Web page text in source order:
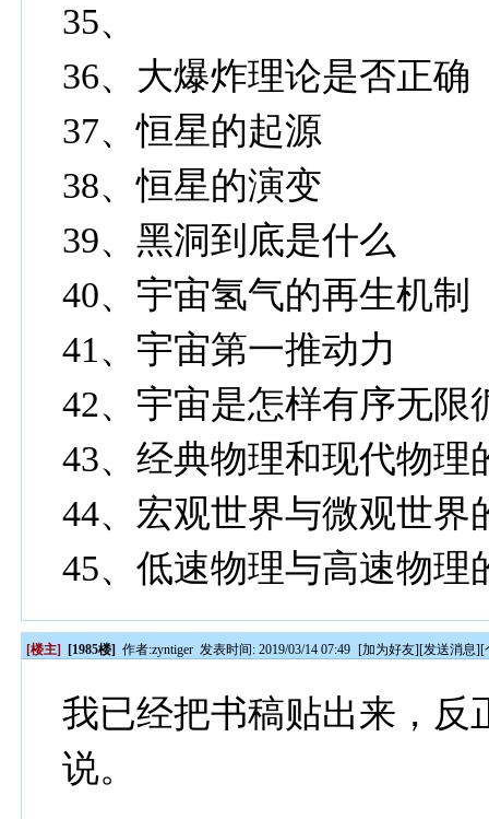
35、
36、大爆炸理论是否正确
37、恒星的起源
38、恒星的演变
39、黑洞到底是什么
40、宇宙氢气的再生机制
41、宇宙第一推动力
42、宇宙是怎样有序无限
43、经典物理和现代物理
44、宏观世界与微观世界
45、低速物理与高速物理
[楼主] [1985楼] 作者:zyntiger 发表时间: 2019/03/14 07:49 [加为好友][发送消息][
我已经把书稿贴出来，反
说。